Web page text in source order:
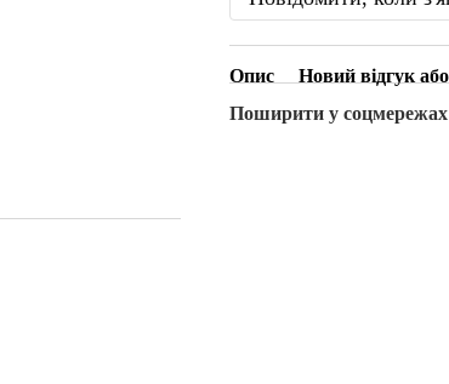
Опис
Новий відгук
Поширити у соцмережах